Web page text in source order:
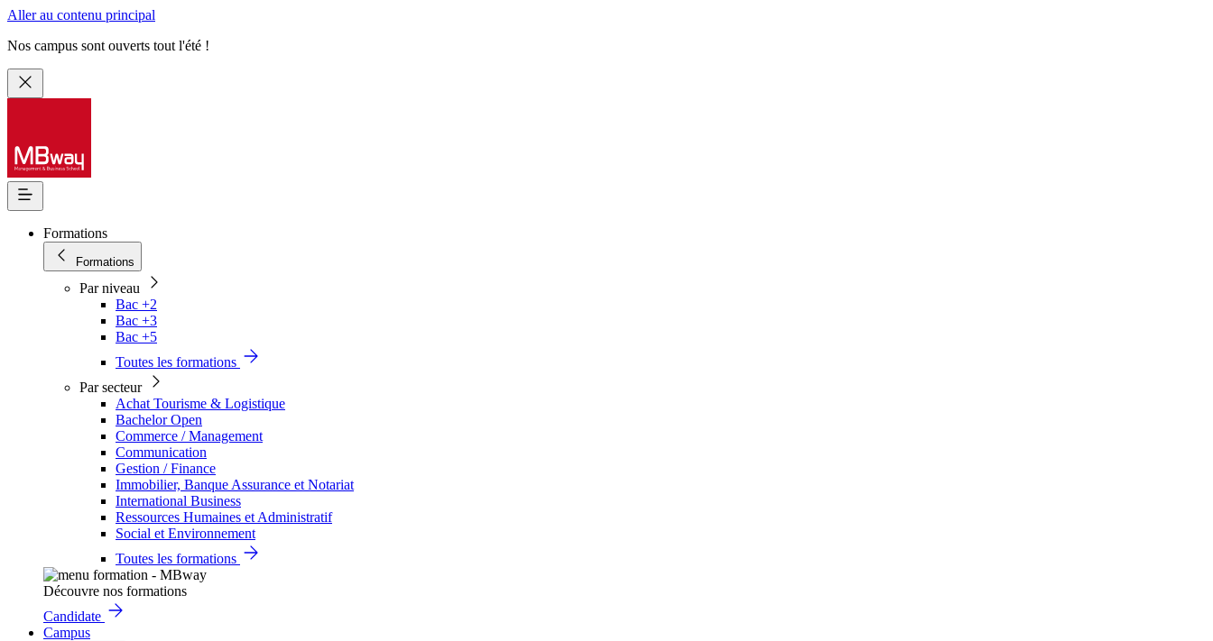
Aller au contenu principal
Nos campus sont ouverts tout l'été !
Formations
Formations
Par niveau
Bac +2
Bac +3
Bac +5
Toutes les formations
Par secteur
Achat Tourisme & Logistique
Bachelor Open
Commerce / Management
Communication
Gestion / Finance
Immobilier, Banque Assurance et Notariat
International Business
Ressources Humaines et Administratif
Social et Environnement
Toutes les formations
Découvre nos formations
Candidate
Campus